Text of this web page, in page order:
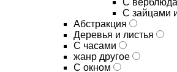
С
С зайцами
Абстракция
Деревья и листья
С часами
жанр другое
С окном